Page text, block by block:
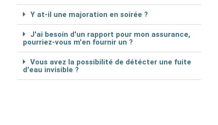
Y at-il une majoration en soirée ?
J'ai besoin d'un rapport pour mon assurance,
pourriez-vous m'en fournir un ?
Vous avez la possibilité de détécter une fuite
d'eau invisible ?